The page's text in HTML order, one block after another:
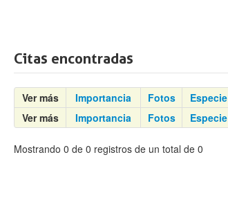
Citas encontradas
Ver más Importancia Fotos Especie
Ver más
Importancia Fotos Especie
Mostrando 0 de 0 registros de un total de 0